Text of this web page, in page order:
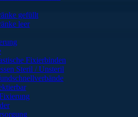
gefüllt
leer
Fixierbinden
Steril / Unsteril